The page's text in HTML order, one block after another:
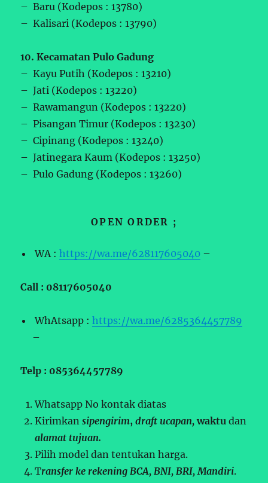
– Baru (Kodepos : 13780)
– Kalisari (Kodepos : 13790)
10. Kecamatan Pulo Gadung
– Kayu Putih (Kodepos : 13210)
– Jati (Kodepos : 13220)
– Rawamangun (Kodepos : 13220)
– Pisangan Timur (Kodepos : 13230)
– Cipinang (Kodepos : 13240)
– Jatinegara Kaum (Kodepos : 13250)
– Pulo Gadung (Kodepos : 13260)
OPEN ORDER ;
WA :https://wa.me/628117605040 –
Call : 08117605040
WhAtsapp :https://wa.me/6285364457789
–
Telp : 085364457789
Whatsapp No kontak diatas
Kirimkansipengirim,draft ucapan,waktudan
alamat tujuan.
Pilih model dan tentukan harga.
Transfer ke rekening BCA, BNI, BRI, Mandiri.